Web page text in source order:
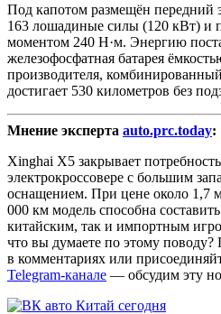
Под капотом размещён передний
163 лошадиные силы (120 кВт) и
моментом 240 Н·м. Энергию
железофосфатная батарея
производителя,
достигает 530 километров без
Мнение эксперта auto.prc.today:
Xinghai X5 закрывает
электрокроссовере с большим
оснащением. При цене около 1,7
000 км модель способна
китайским, так и импортным
что вы думаете по этому
в комментариях или
Telegram-канале — обсудим эту